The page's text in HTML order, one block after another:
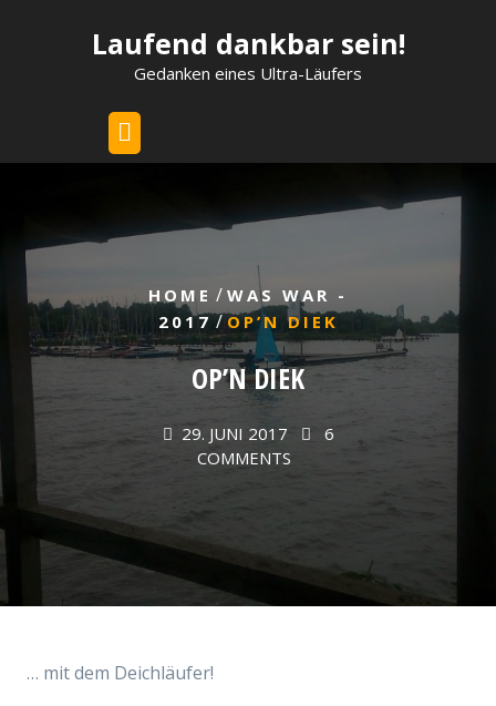
Laufend dankbar sein!
Gedanken eines Ultra-Läufers
HOME / WAS WAR -
2017/OP’N DIEK
OP’N DIEK
29. JUNI 2017
6
COMMENTS
… mit dem Deichläufer!